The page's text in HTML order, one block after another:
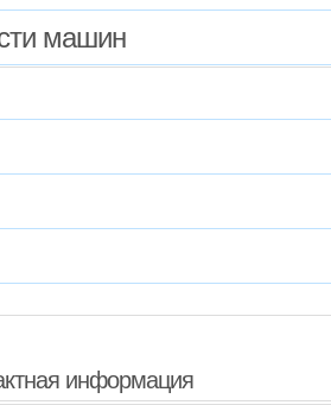
машин
информация